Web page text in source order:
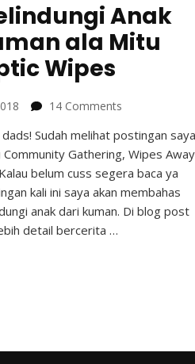
Anak
ala Mitu
Wipes
14 Comments
Melindungi
Anak
dari
Kuman
ala
Sudah melihat postingan saya
Gathering, Wipes Away
belum cuss segera baca ya
kali ini saya akan membahas
anak dari kuman. Di blog post
detail bercerita …